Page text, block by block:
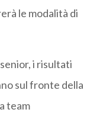
le modalità di
i risultati
sul fronte della
team